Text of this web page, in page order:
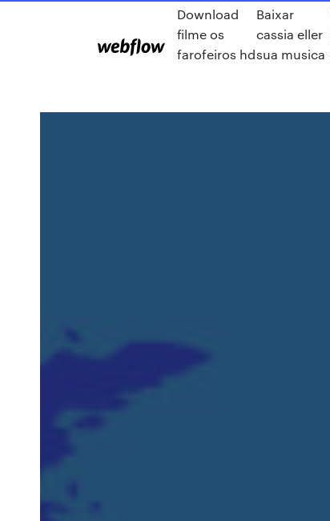
Download
filme os
farofeiros hd
Baixar
cassia eller
sua musica